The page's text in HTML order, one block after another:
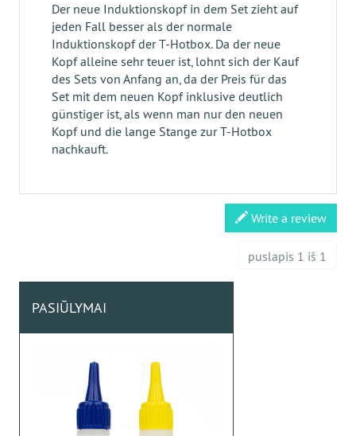
Der neue Induktionskopf in dem Set zieht auf
jeden Fall besser als der normale
Induktionskopf der T-Hotbox. Da der neue
Kopf alleine sehr teuer ist, lohnt sich der Kauf
des Sets von Anfang an, da der Preis für das
Set mit dem neuen Kopf inklusive deutlich
günstiger ist, als wenn man nur den neuen
Kopf und die lange Stange zur T-Hotbox
nachkauft.
Write a review
puslapis 1 iš 1
PASIŪLYMAI